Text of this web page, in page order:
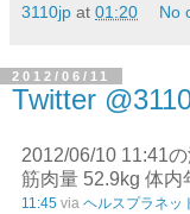
3110jp at 01:20 No
2012/06/11
Twitter
2012/06/10 11:41
筋肉量 52.9kg 体内
11:45 via ヘルスプラネッ